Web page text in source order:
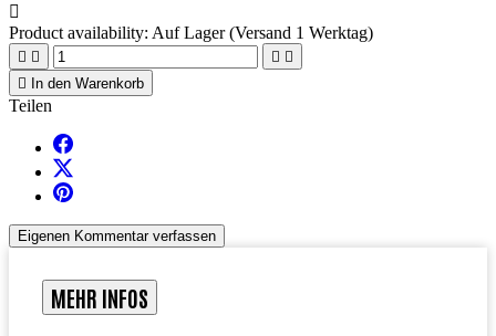

Product availability: Auf Lager (Versand 1 Werktag)
   
 In den Warenkorb
Teilen
Eigenen Kommentar verfassen
MEHR INFOS